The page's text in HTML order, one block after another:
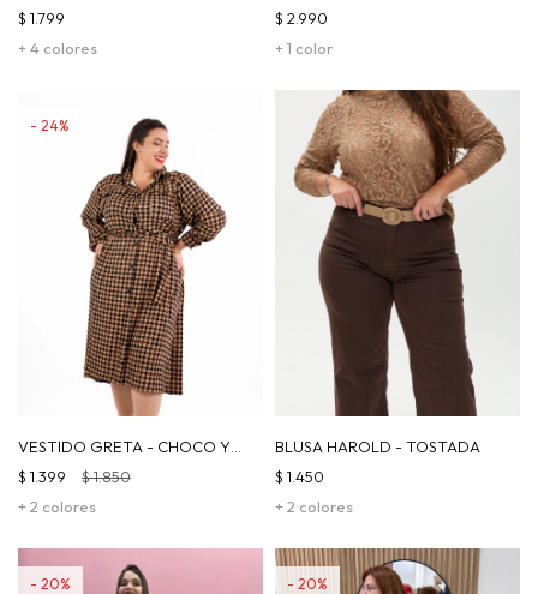
BEIGE - NEGRO
+ 4 colores
$ 1.799
CHOCOLATE
+ 1 color
$ 2.990
VESTIDO GRETA - CHOCO Y
NEGRO
+ 2 colores
$ 1.399 $1.850
24
BLUSA HAROLD - TOSTADA
+ 2 colores
$ 1.450
20 20